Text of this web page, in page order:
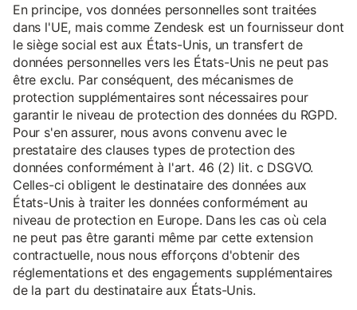
En principe, vos données personnelles sont traitées
dans l'UE, mais comme Zendesk est un fournisseur dont
le siège social est aux États-Unis, un transfert de
données personnelles vers les États-Unis ne peut pas
être exclu. Par conséquent, des mécanismes de
protection supplémentaires sont nécessaires pour
garantir le niveau de protection des données du RGPD.
Pour s'en assurer, nous avons convenu avec le
prestataire des clauses types de protection des
données conformément à l'art. 46 (2) lit. c DSGVO.
Celles-ci obligent le destinataire des données aux
États-Unis à traiter les données conformément au
niveau de protection en Europe. Dans les cas où cela
ne peut pas être garanti même par cette extension
contractuelle, nous nous efforçons d'obtenir des
réglementations et des engagements supplémentaires
de la part du destinataire aux États-Unis.